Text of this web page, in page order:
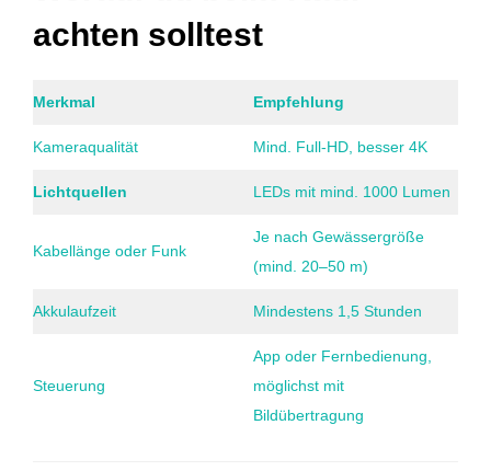
achten solltest
Merkmal Empfehlung
Kameraqualität Mind. Full-HD, besser 4K
Lichtquellen LEDs mit mind. 1000 Lumen
Kabellänge oder Funk
Je nach Gewässergröße
(mind. 20–50 m)
Akkulaufzeit Mindestens 1,5 Stunden
Steuerung
App oder Fernbedienung,
möglichst mit
Bildübertragung